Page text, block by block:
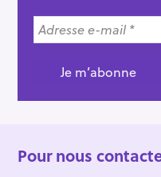
Pour nous